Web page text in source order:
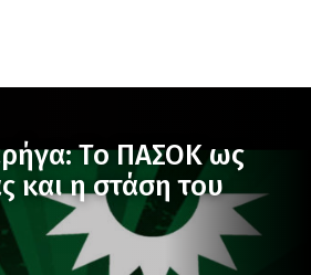
Το ΠΑΣΟΚ ως
και η στάση του